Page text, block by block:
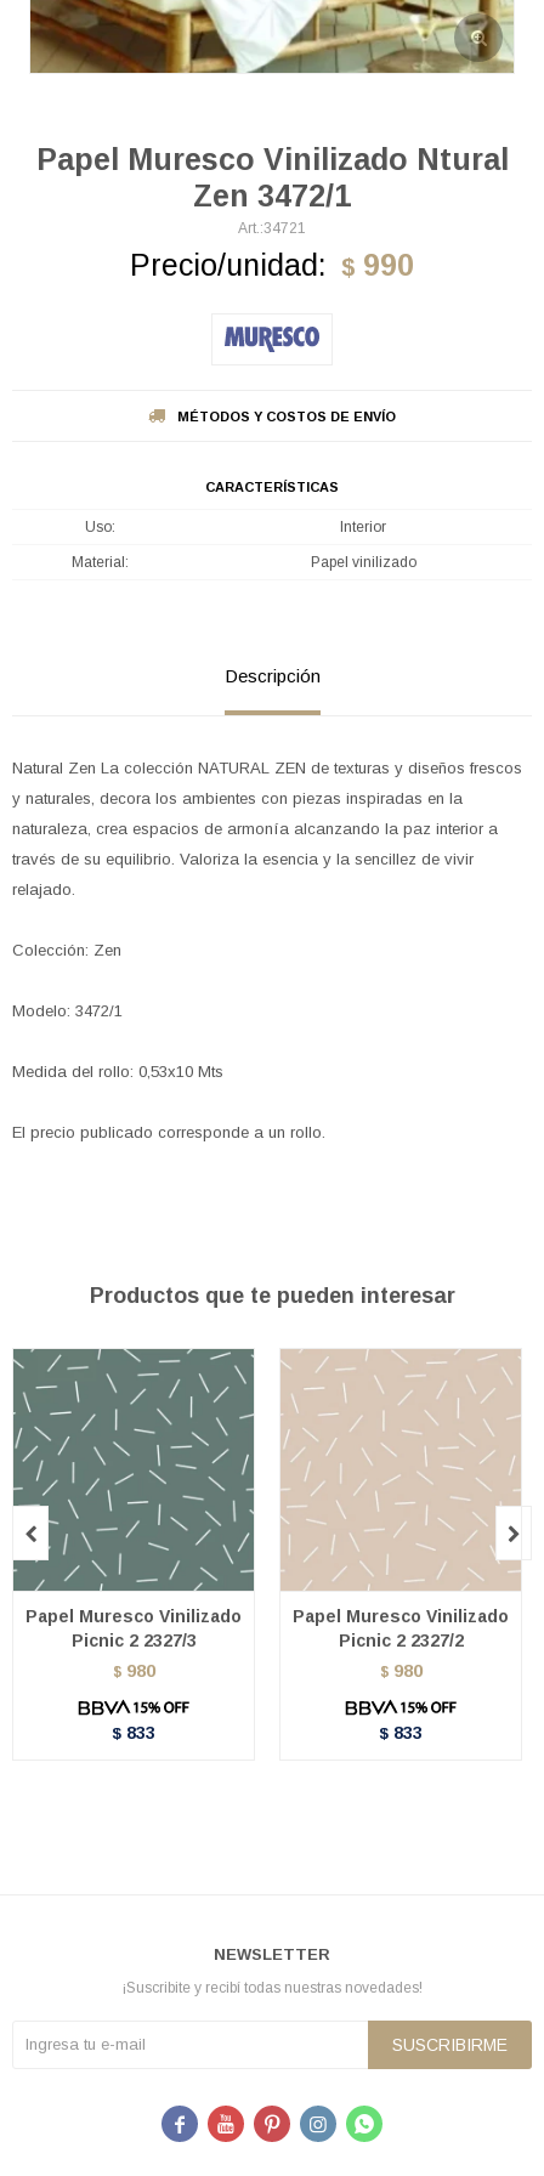
Papel Muresco Vinilizado Ntural
Zen 3472/1
34721
Precio/unidad: $ 990
MÉTODOS Y COSTOS DE ENVÍO
CARACTERÍSTICAS
Uso Interior
Material Papel vinilizado
Descripción
Natural Zen La colección NATURAL ZEN de texturas y diseños frescos
y naturales, decora los ambientes con piezas inspiradas en la
naturaleza, crea espacios de armonía alcanzando la paz interior a
través de su equilibrio. Valoriza la esencia y la sencillez de vivir
relajado.
Colección: Zen
Modelo: 3472/1
Medida del rollo: 0,53x10 Mts
El precio publicado corresponde a un rollo.
Productos que te pueden interesar
Papel Muresco Vinilizado
Picnic 2 2327/3
$ 980
$ 833
Papel Muresco Vinilizado
Picnic 2 2327/2
$ 980
$ 833
 
NEWSLETTER
¡Suscribite y recibí todas nuestras novedades!
SUSCRIBIRME
    